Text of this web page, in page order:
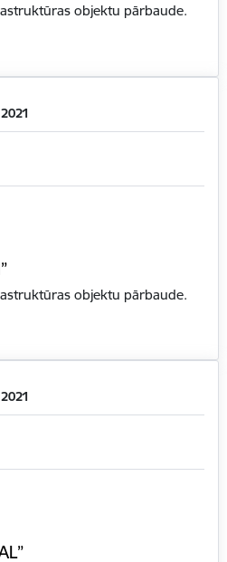
objektu pārbaude.
objektu pārbaude.